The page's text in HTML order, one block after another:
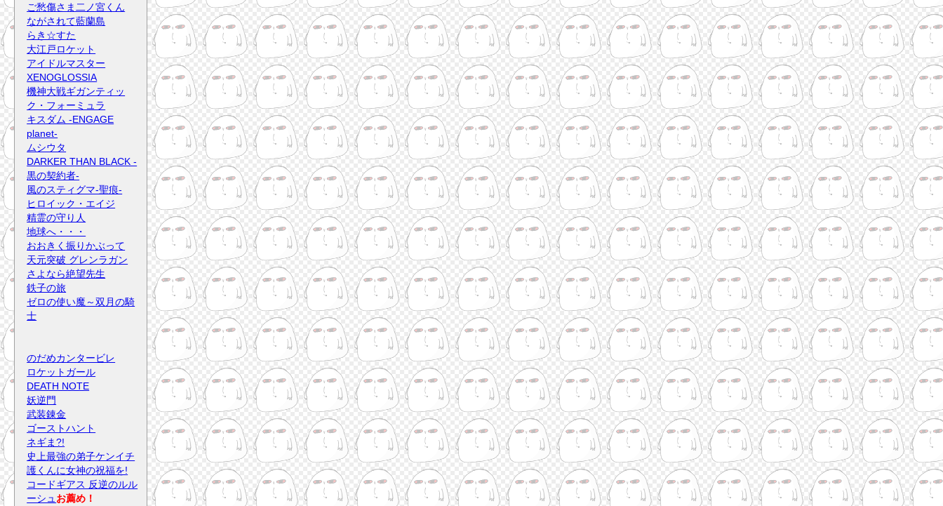
ご愁傷さま二ノ宮くん
ながされて藍蘭島
らき☆すた
大江戸ロケット
アイドルマスター
XENOGLOSSIA
機神大戦ギガンティッ
ク・フォーミュラ
キスダム -ENGAGE
planet-
ムシウタ
DARKER THAN BLACK -
黒の契約者-
風のスティグマ-聖痕-
ヒロイック・エイジ
精霊の守り人
地球へ・・・
おおきく振りかぶって
天元突破 グレンラガン
さよなら絶望先生
鉄子の旅
ゼロの使い魔～双月の騎
士
のだめカンタービレ
ロケットガール
DEATH NOTE
妖逆門
武装錬金
ゴーストハント
ネギま?!
史上最強の弟子ケンイチ
護くんに女神の祝福を!
コードギアス 反逆のルル
ーシュ お薦め！